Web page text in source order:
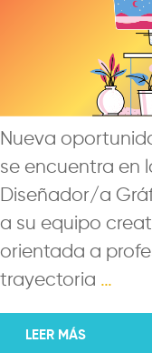
Nueva
se encuentra en
Diseñador/a
a su equipo
orientada a
trayectoria …
LEER MÁS